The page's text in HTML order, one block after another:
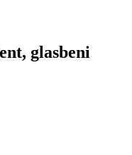
glasbeni